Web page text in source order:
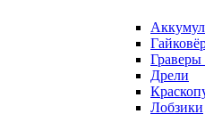
Дрели
Лобзики